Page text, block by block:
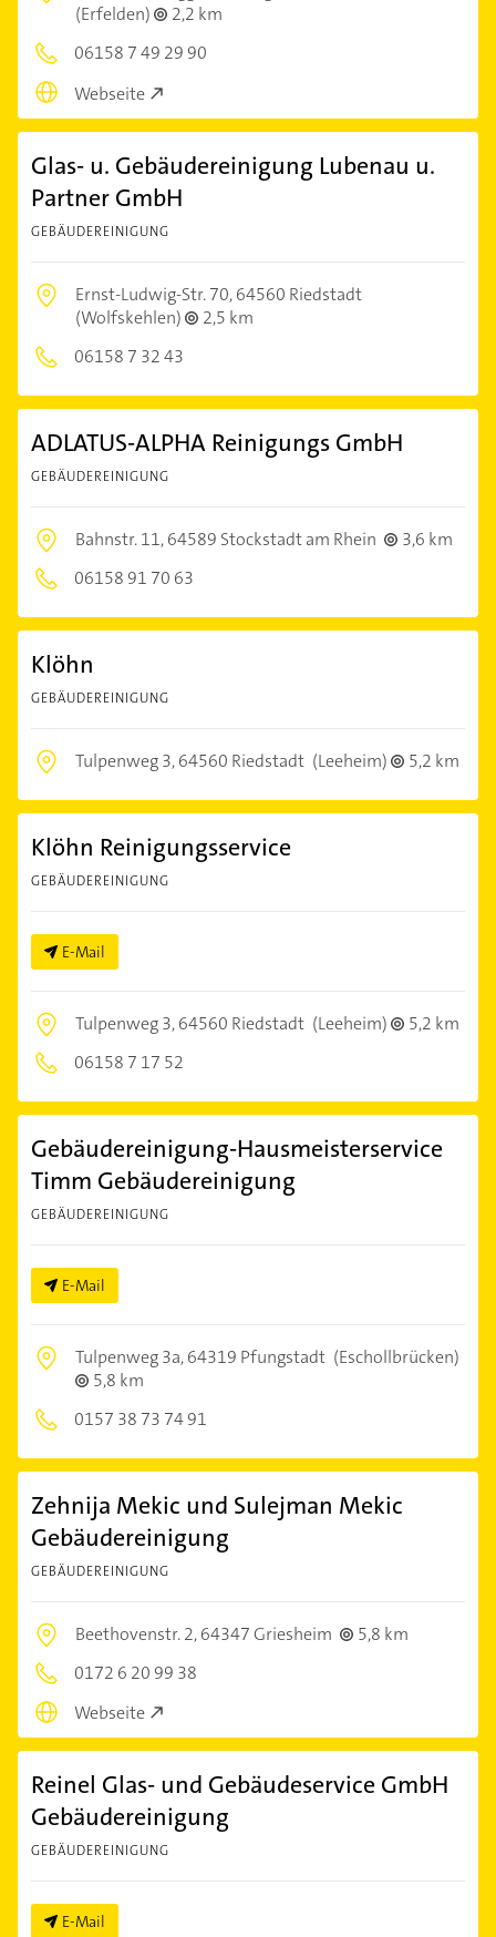
(Erfelden)
2,2 km
06158 7 49 29 90
Webseite
Glas- u. Gebäudereinigung Lubenau u.
Partner GmbH
GEBÄUDEREINIGUNG
Ernst-Ludwig-Str. 70,64560 Riedstadt
(Wolfskehlen)
2,5 km
06158 7 32 43
ADLATUS-ALPHA Reinigungs GmbH
GEBÄUDEREINIGUNG
Bahnstr. 11,64589 Stockstadt am Rhein
3,6 km
06158 91 70 63
Klöhn
GEBÄUDEREINIGUNG
Tulpenweg 3,64560 Riedstadt (Leeheim) 5,2 km
Klöhn Reinigungsservice
GEBÄUDEREINIGUNG
E-Mail
Tulpenweg 3,64560 Riedstadt (Leeheim)
5,2 km
06158 7 17 52
Gebäudereinigung-Hausmeisterservice
Timm Gebäudereinigung
GEBÄUDEREINIGUNG
E-Mail
Tulpenweg 3a,64319 Pfungstadt (Eschollbrücken)
5,8 km
0157 38 73 74 91
Zehnija Mekic und Sulejman Mekic
Gebäudereinigung
GEBÄUDEREINIGUNG
Beethovenstr. 2,64347 Griesheim
5,8 km
0172 6 20 99 38
Webseite
Reinel Glas- und Gebäudeservice GmbH
Gebäudereinigung
GEBÄUDEREINIGUNG
E-Mail